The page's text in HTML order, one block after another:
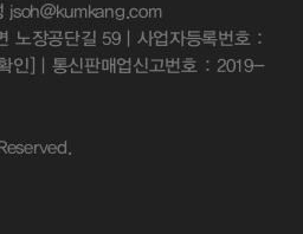
jsoh@kumkang.com
노장공단길 59 | 사업자등록번호 :
인] | 통신판매업신고번호 : 2019-